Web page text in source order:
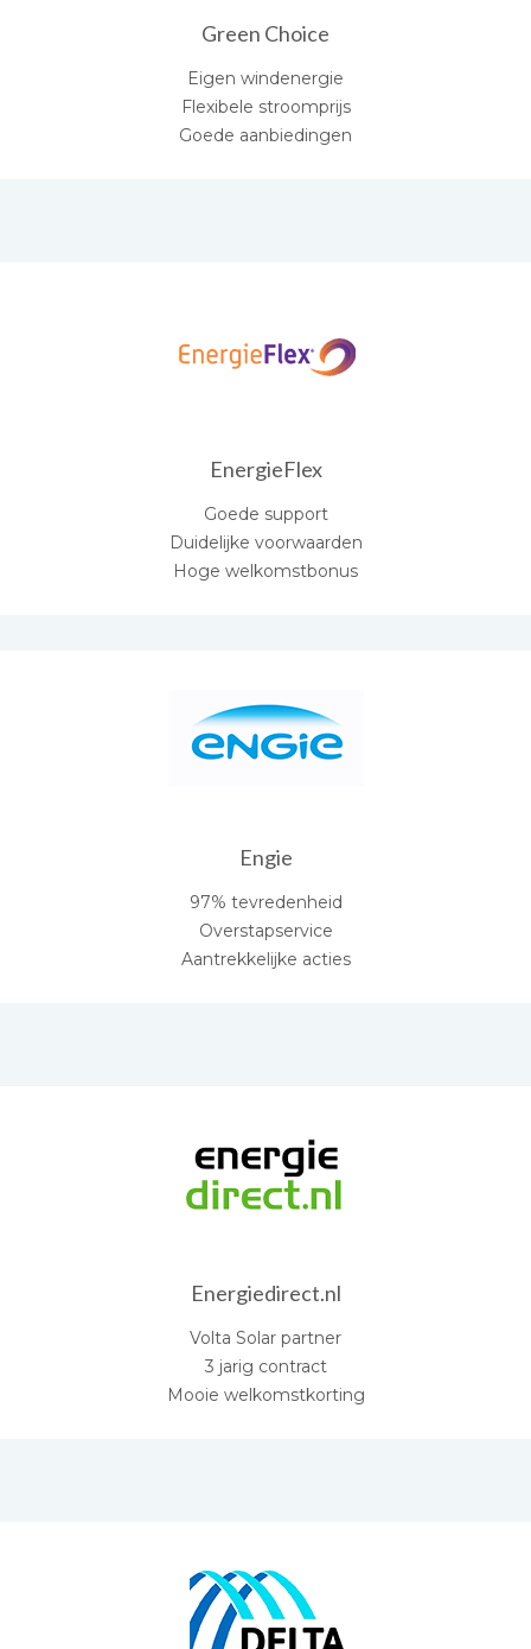
Green Choice
Eigen windenergie
Flexibele stroomprijs
Goede aanbiedingen
EnergieFlex
Goede support
Duidelijke voorwaarden
Hoge welkomstbonus
Engie
97% tevredenheid
Overstapservice
Aantrekkelijke acties
Energiedirect.nl
Volta Solar partner
3 jarig contract
Mooie welkomstkorting